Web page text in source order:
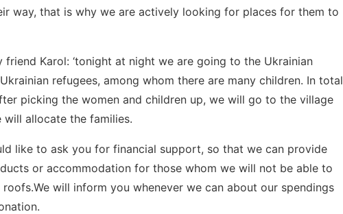
way, that is why we are actively looking for places for them to
friend Karol: ‘tonight at night we are going to the Ukrainian
refugees, among whom there are many children. In total
picking the women and children up, we will go to the village
will allocate the families.
like to ask you for financial support, so that we can provide
or accommodation for those whom we will not be able to
will inform you whenever we can about our spendings